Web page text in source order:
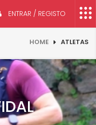
ENTRAR / REGISTO
HOME ATLETAS